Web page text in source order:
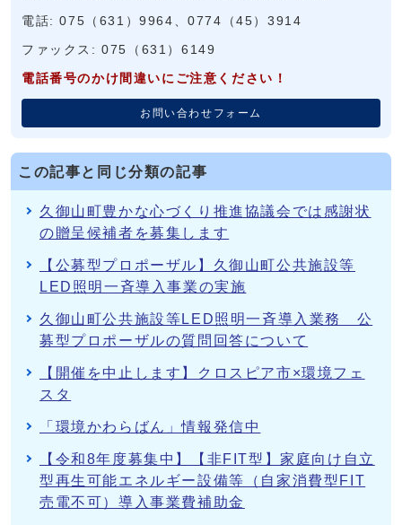
電話: 075（631）9964、0774（45）3914
ファックス: 075（631）6149
電話番号のかけ間違いにご注意ください！
お問い合わせフォーム
この記事と同じ分類の記事
久御山町豊かな心づくり推進協議会では感謝状
の贈呈候補者を募集します
【公募型プロポーザル】久御山町公共施設等
LED照明一斉導入事業の実施
久御山町公共施設等LED照明一斉導入業務 公
募型プロポーザルの質問回答について
【開催を中止します】クロスピア市×環境フェ
スタ
「環境かわらばん」情報発信中
【令和8年度募集中】【非FIT型】家庭向け自立
型再生可能エネルギー設備等（自家消費型FIT
売電不可）導入事業費補助金